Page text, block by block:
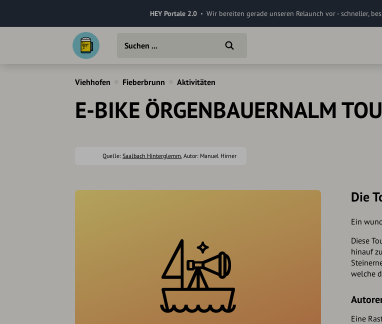
HEY Portale 2.0 Wir bereiten gerade unseren Relaunch vor - schneller,
Viehhofen Fieberbrunn Aktivitäten
E-BIKE ÖRGENBAUERNALM
Quelle: Saalbach Hinterglemm, Autor: Manuel Hirner
Die
Ein
Diese
hinauf
welche
Eine